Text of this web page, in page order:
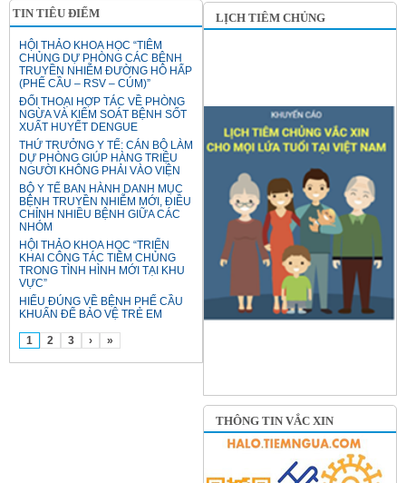
TIN TIÊU ĐIỂM
HỘI THẢO KHOA HỌC “TIÊM
CHỦNG DỰ PHÒNG CÁC BỆNH
TRUYỀN NHIỄM ĐƯỜNG HÔ HẤP
(PHẾ CẦU – RSV – CÚM)”
ĐỐI THOẠI HỢP TÁC VỀ PHÒNG
NGỪA VÀ KIỂM SOÁT BỆNH SỐT
XUẤT HUYẾT DENGUE
THỨ TRƯỞNG Y TẾ: CÁN BỘ LÀM
DỰ PHÒNG GIÚP HÀNG TRIỆU
NGƯỜI KHÔNG PHẢI VÀO VIỆN
BỘ Y TẾ BAN HÀNH DANH MỤC
BỆNH TRUYỀN NHIỄM MỚI, ĐIỀU
CHỈNH NHIỀU BỆNH GIỮA CÁC
NHÓM
HỘI THẢO KHOA HỌC “TRIỂN
KHAI CÔNG TÁC TIÊM CHỦNG
TRONG TÌNH HÌNH MỚI TẠI KHU
VỰC”
HIỂU ĐÚNG VỀ BỆNH PHẾ CẦU
KHUẨN ĐỂ BẢO VỆ TRẺ EM
1 2 3 › »
LỊCH TIÊM CHỦNG
THÔNG TIN VẮC XIN